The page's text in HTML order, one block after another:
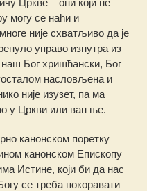
могу се наћи и
није схватљиво да је
управо изнутра из
Бог хришћански, Бог
насловљена и
није изузет, па ма
у Цркви или ван ње.
канонском поретку
канонском Епископу
Истине, који би да нас
се треба покоравати